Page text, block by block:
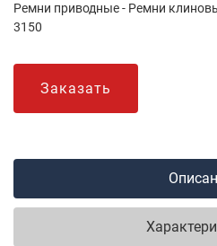
Ремни приводные - Ремни
3150
Заказать